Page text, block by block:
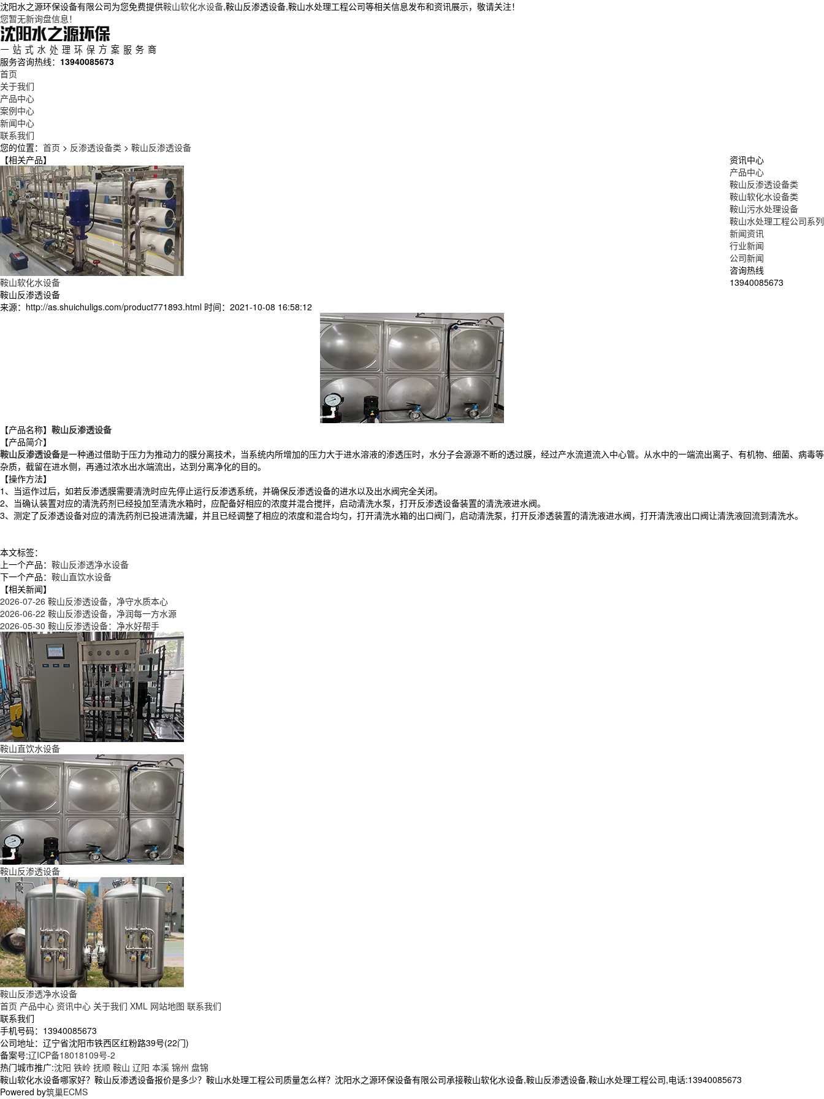
沈阳水之源环保设备有限公司为您免费提供鞍山软化水设备,鞍山反渗透设备,鞍山水处理工程公司等相关信息发布和资讯展示，敬请关注！
您暂无新询盘信息！
服务咨询热线： 13940085673
首页
关于我们
产品中心
案例中心
新闻中心
联系我们
您的位置： 首页 > 反渗透设备类 > 鞍山反渗透设备
资讯中心
产品中心
鞍山反渗透设备类
鞍山软化水设备类
鞍山污水处理设备
鞍山水处理工程公司系列
新闻资讯
行业新闻
公司新闻
咨询热线
13940085673
鞍山反渗透设备
来源：http://as.shuichuligs.com/product771893.html 时间：2021-10-08 16:58:12
【产品名称】 鞍山反渗透设备
【产品简介】
鞍山反渗透设备是一种通过借助于压力为推动力的膜分离技术，当系统内所增加的压力大于进水溶液的渗透压时，水分子会源源不断的透过膜，经过产水流道流入中心管。从水中的一端流出离子、有机物、细菌、病毒等
杂质，截留在进水侧，再通过浓水出水端流出，达到分离净化的目的。
【操作方法】
1、当运作过后，如若反渗透膜需要清洗时应先停止运行反渗透系统，并确保反渗透设备的进水以及出水阀完全关闭。
2、当确认装置对应的清洗药剂已经投加至清洗水箱时，应配备好相应的浓度并混合搅拌，启动清洗水泵，打开反渗透设备装置的清洗液进水阀。
3、测定了反渗透设备对应的清洗药剂已投进清洗罐，并且已经调整了相应的浓度和混合均匀，打开清洗水箱的出口阀门，启动清洗泵，打开反渗透装置的清洗液进水阀，打开清洗液出口阀让清洗液回流到清洗水。
本文标签：
上一个产品： 鞍山反渗透净水设备
下一个产品： 鞍山直饮水设备
【相关新闻】
2026-07-26 鞍山反渗透设备，净守水质本心
2026-06-22 鞍山反渗透设备，净润每一方水源
2026-05-30 鞍山反渗透设备：净水好帮手
【相关产品】
鞍山软化水设备
鞍山直饮水设备
鞍山反渗透设备
鞍山反渗透净水设备
首页 产品中心 资讯中心 关于我们 XML 网站地图 联系我们
联系我们
手机号码：13940085673
公司地址：辽宁省沈阳市铁西区红粉路39号(22门)
备案号:辽ICP备18018109号-2
热门城市推广:沈阳 铁岭 抚顺 鞍山 辽阳 本溪 锦州 盘锦
鞍山软化水设备哪家好？鞍山反渗透设备报价是多少？鞍山水处理工程公司质量怎么样？沈阳水之源环保设备有限公司承接鞍山软化水设备,鞍山反渗透设备,鞍山水处理工程公司,电话:13940085673
Powered by筑巢ECMS